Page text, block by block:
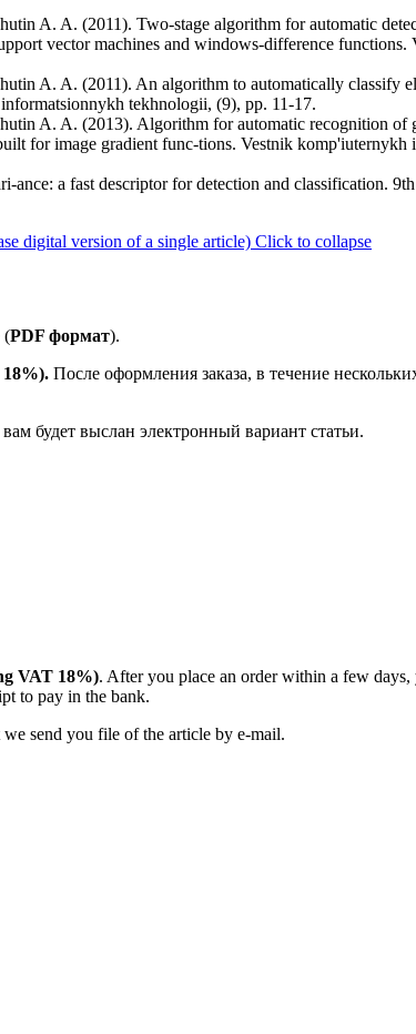
A. A. (2011). Two-stage algorithm for automatic
vector machines and windows-difference
A. A. (2011). An algorithm to automatically classify
tekhnologii, (9), pp. 11-17.
A. A. (2013). Algorithm for automatic recognition of
for image gradient func-tions. Vestnik
ance: a fast descriptor for detection and classification.
digital version of a single article) Click to collapse
(PDF формат).
После оформления заказа, в течение
будет выслан электронный вариант статьи.
VAT 18%). After you place an order within a few
to pay in the bank.
send you file of the article by e-mail.